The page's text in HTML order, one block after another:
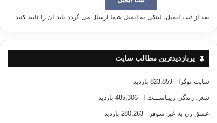
ئه‌ندامه‌کانیشی زانا‌و خۆینده‌وارانی خۆشناوی کومه‌ڵگان‌و جێی متمانه‌ی
خه‌ڵکن. هه‌ڵبه‌ت جه‌ماعه‌ت له گه‌ل ئه‌وه‌دا که هه‌ڵگری زۆرێک له داخوازیه‌کانی
کوردایه‌تیدا خۆی ببه‌ستێته‌وه‌و جه‌ماعه‌تێکی ته‌واو کوردی بێ. جا ئاساییه که
موخالیفیشی هه‌یه‌، به‌تایبه‌ت ئه‌و کوردانه‌ی که دژایه‌تی فه‌لسه‌فی ‌یان
کومه‌ڵایه‌تی/سیاسی له گه‌ڵ دین‌دا ئه‌که‌ن‌و لایه‌نی سیاسی‌و مه‌ده‌نیشیان
بعد از ثبت ایمیل، لینکی به ایمیل شما ارسال می گردد باید آن را تایید کنید.
پربازدیدترین مطالب سایت
سایت نوگرا - 823,859 بازدید
شعر، زندگی زیبـاســـت ! - 485,306 بازدید
عشق زن به غیر شوهر - 280,263 بازدید